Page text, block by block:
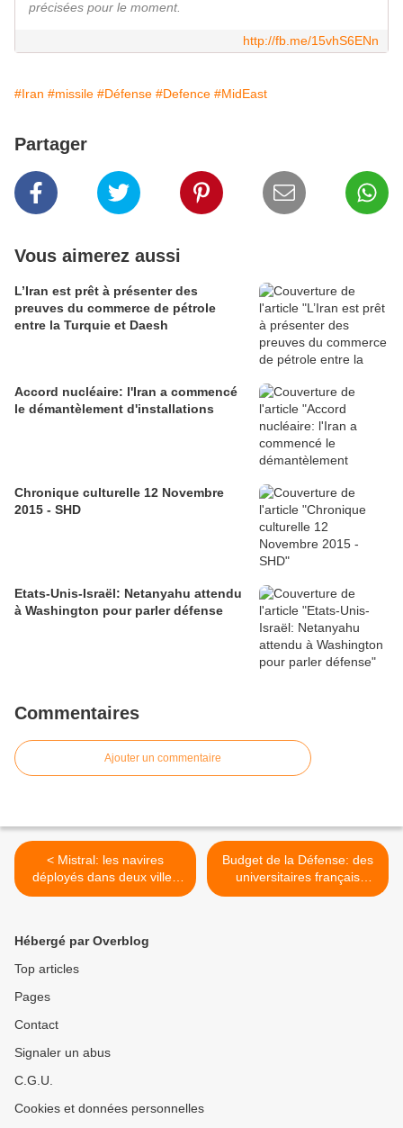
précisées pour le moment.
http://fb.me/15vhS6ENn
#Iran #missile #Défense #Defence #MidEast
Partager
Vous aimerez aussi
L’Iran est prêt à présenter des
preuves du commerce de pétrole
entre la Turquie et Daesh
Accord nucléaire: l'Iran a commencé
le démantèlement d'installations
Chronique culturelle 12 Novembre
2015 - SHD
Etats-Unis-Israël: Netanyahu attendu
à Washington pour parler défense
Commentaires
Ajouter un commentaire
< Mistral: les navires
déployés dans deux villes
de l'Extrême-Orient russe
Budget de la Défense: des
universitaires français
mettent en garde contre "le
Hébergé par Overblog
Top articles
Pages
Contact
Signaler un abus
C.G.U.
Cookies et données personnelles